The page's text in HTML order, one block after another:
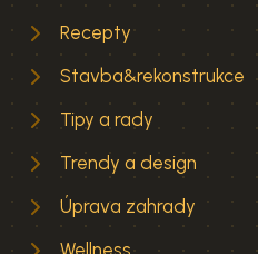
Recepty
Stavba&rekonstrukce
Tipy a rady
Trendy a design
Úprava zahrady